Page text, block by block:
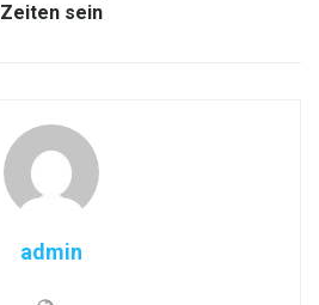
Zeiten sein
admin